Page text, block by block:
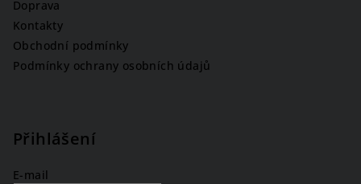
Doprava
Kontakty
Obchodní podmínky
Podmínky ochrany osobních údajů
Přihlášení
E-mail